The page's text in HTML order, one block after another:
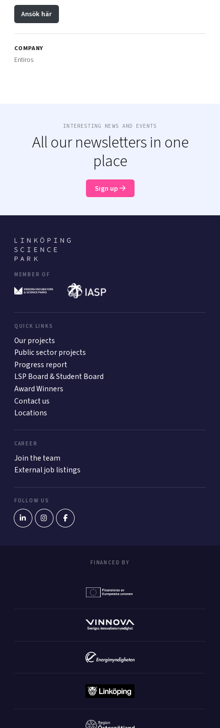
Ansök här
COMPANY
Entiros
INTERESTING NEWS AND EVENTS
All our newsletters in one
place
Sign up
MEMBER OF
QUICK LINKS
Our projects
Public sector projects
Progress report
LSP Board & Student Board
Award Winners
Contact us
Locations
CAREER
Join the team
External job listings
FOLLOW US
FINANCED BY